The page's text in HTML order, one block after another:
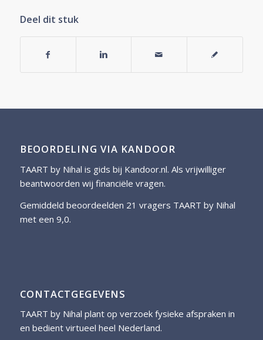
Deel dit stuk
BEOORDELING VIA KANDOOR
TAART by Nihal is gids bij Kandoor.nl. Als vrijwilliger
beantwoorden wij financiële vragen.
Gemiddeld beoordeelden 21 vragers TAART by Nihal
met een 9,0.
CONTACTGEGEVENS
TAART by Nihal plant op verzoek fysieke afspraken in
en bedient virtueel heel Nederland.